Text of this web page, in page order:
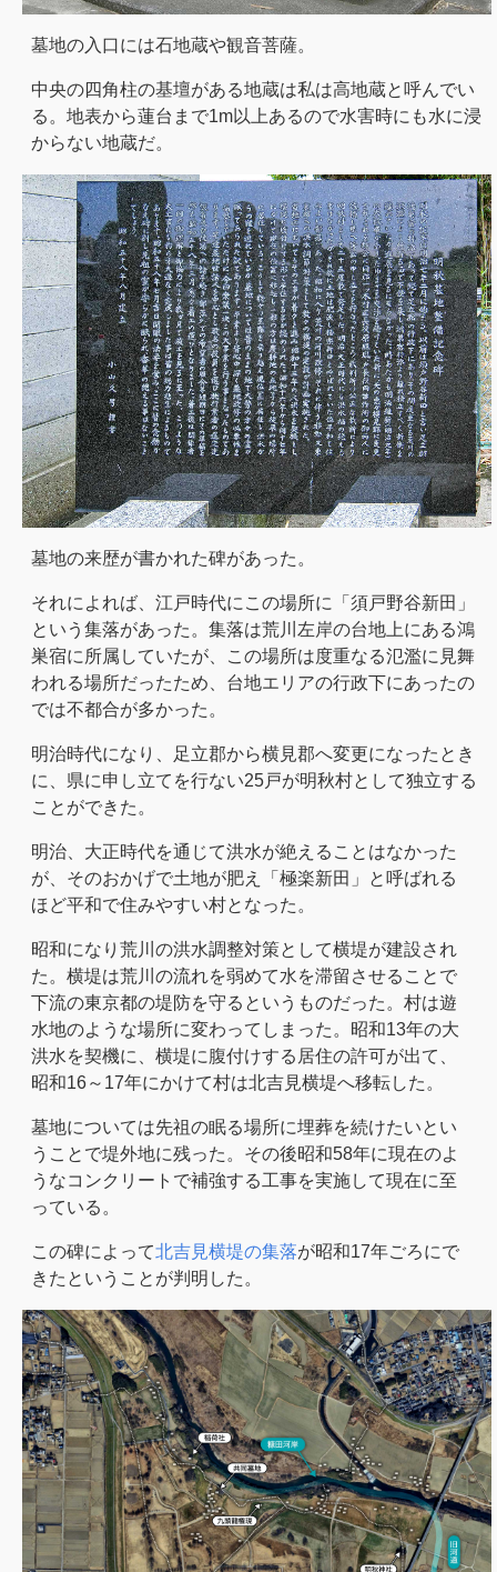
墓地の入口には石地蔵や観音菩薩。
中央の四角柱の基壇がある地蔵は私は高地蔵と呼んでい
る。地表から蓮台まで1m以上あるので水害時にも水に浸
からない地蔵だ。
墓地の来歴が書かれた碑があった。
それによれば、江戸時代にこの場所に「須戸野谷新田」
という集落があった。集落は荒川左岸の台地上にある鴻
巣宿に所属していたが、この場所は度重なる氾濫に見舞
われる場所だったため、台地エリアの行政下にあったの
では不都合が多かった。
明治時代になり、足立郡から横見郡へ変更になったとき
に、県に申し立てを行ない25戸が明秋村として独立する
ことができた。
明治、大正時代を通じて洪水が絶えることはなかった
が、そのおかげで土地が肥え「極楽新田」と呼ばれる
ほど平和で住みやすい村となった。
昭和になり荒川の洪水調整対策として横堤が建設され
た。横堤は荒川の流れを弱めて水を滞留させることで
下流の東京都の堤防を守るというものだった。村は遊
水地のような場所に変わってしまった。昭和13年の大
洪水を契機に、横堤に腹付けする居住の許可が出て、
昭和16～17年にかけて村は北吉見横堤へ移転した。
墓地については先祖の眠る場所に埋葬を続けたいとい
うことで堤外地に残った。その後昭和58年に現在のよ
うなコンクリートで補強する工事を実施して現在に至
っている。
この碑によって北吉見横堤の集落が昭和17年ごろにで
きたということが判明した。